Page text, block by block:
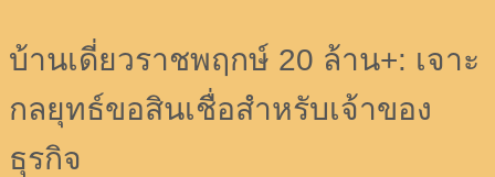
บ้านเดี่ยวราชพฤกษ์ 20 ล้าน+: เจาะ
กลยุทธ์ขอสินเชื่อสำหรับเจ้าของ
ธุรกิจ